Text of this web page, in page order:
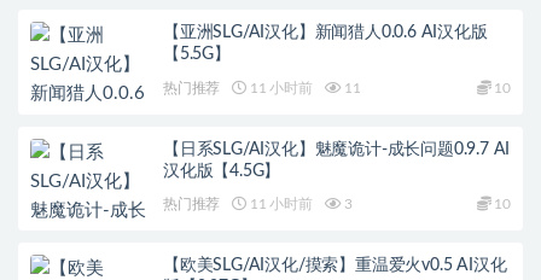
【亚洲SLG/AI汉化】新闻猎人0.0.6 AI汉化版
【5.5G】
热门推荐 11 小时前 11 10
【日系SLG/AI汉化】魅魔诡计-成长问题0.9.7 AI
汉化版【4.5G】
热门推荐 11 小时前 3 10
【欧美SLG/AI汉化/摸索】重温爱火v0.5 AI汉化